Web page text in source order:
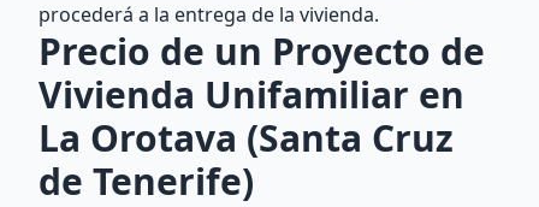
procederá a la entrega de la vivienda.
Precio de un Proyecto de
Vivienda Unifamiliar en
La Orotava (Santa Cruz
de Tenerife)